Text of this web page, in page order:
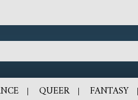
QUEER FANTASY